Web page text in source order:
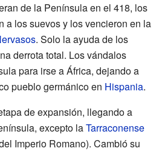
de la Península en el 418, los
a los suevos y los vencieron en la
. Solo la ayuda de los
derrota total. Los vándalos
para irse a África, dejando a
pueblo germánico en Hispania.
de expansión, llegando a
excepto laTarraconense
Imperio Romano). Cambió su